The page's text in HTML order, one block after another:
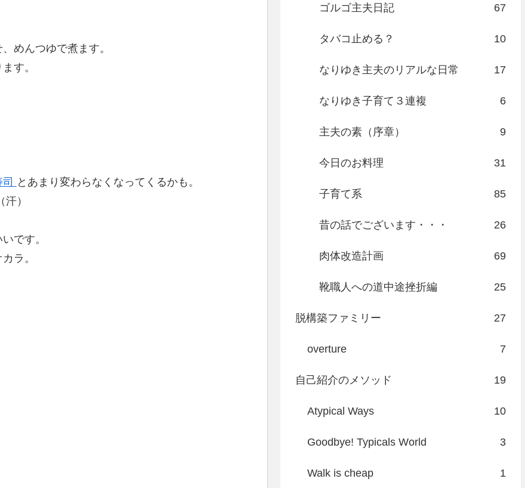
めんつゆで煮ます。
す。
とあまり変わらなくなってくるかも。
）
です。
ラ。
ゴルゴ主夫日記 67
タバコ止める？ 10
なりゆき主夫のリアルな日常 17
なりゆき子育て３連複 6
主夫の素（序章） 9
今日のお料理 31
子育て系 85
昔の話でございます・・・ 26
肉体改造計画 69
靴職人への道中途挫折編 25
脱構築ファミリー 27
overture 7
自己紹介のメソッド 19
Atypical Ways 10
Goodbye! Typicals World 3
Walk is cheap 1